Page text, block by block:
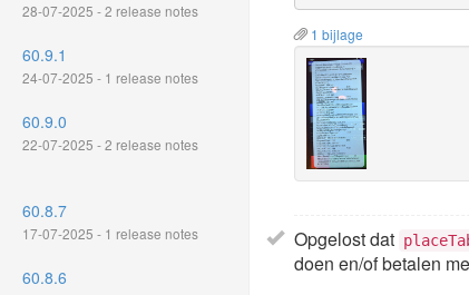
28-07-2025 - 2 release notes
60.9.1
24-07-2025 - 1 release notes
60.9.0
22-07-2025 - 2 release notes
60.8.7
17-07-2025 - 1 release notes
60.8.6
1 bijlage
Opgelost dat
doen en/of betalen